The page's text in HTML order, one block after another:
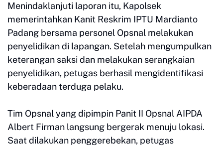
Menindaklanjuti laporan itu, Kapolsek
memerintahkan Kanit Reskrim IPTU Mardianto
Padang bersama personel Opsnal melakukan
penyelidikan di lapangan. Setelah mengumpulkan
keterangan saksi dan melakukan serangkaian
penyelidikan, petugas berhasil mengidentifikasi
keberadaan terduga pelaku.
Tim Opsnal yang dipimpin Panit II Opsnal AIPDA
Albert Firman langsung bergerak menuju lokasi.
Saat dilakukan penggerebekan, petugas